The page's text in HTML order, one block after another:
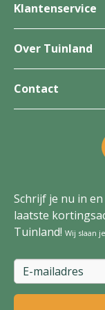
Klantenservice
Over Tuinland
Contact
Schrijf je nu in
laatste
Tuinland! Wij slaan